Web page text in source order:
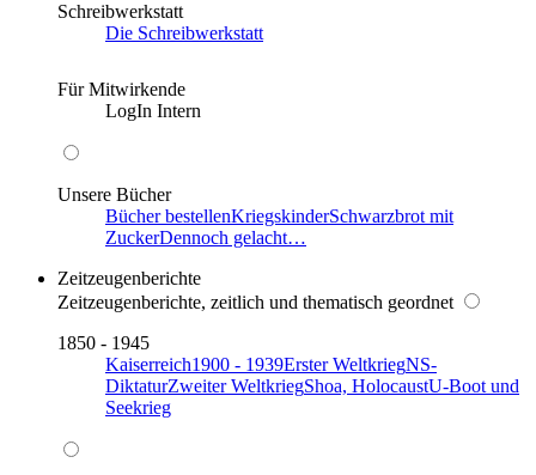
Schreibwerkstatt
Die Schreibwerkstatt
Für Mitwirkende
LogIn Intern
Unsere Bücher
Bücher bestellenKriegskinderSchwarzbrot mit
ZuckerDennoch gelacht…
Zeitzeugenberichte
Zeitzeugenberichte, zeitlich und thematisch geordnet
1850 - 1945
Kaiserreich1900 - 1939Erster WeltkriegNS-
DiktaturZweiter WeltkriegShoa, HolocaustU-Boot und
Seekrieg